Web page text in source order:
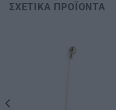
ΣΧΕΤΙΚΆ ΠΡΟΪΌΝΤΑ